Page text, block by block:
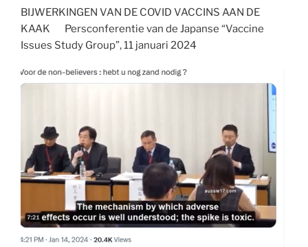
BIJWERKINGEN VAN DE COVID VACCINS AAN DE
KAAK Persconferentie van de Japanse “Vaccine
Issues Study Group”, 11 januari 2024